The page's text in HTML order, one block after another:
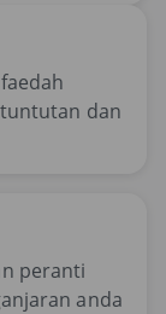
dan
peranti
anda